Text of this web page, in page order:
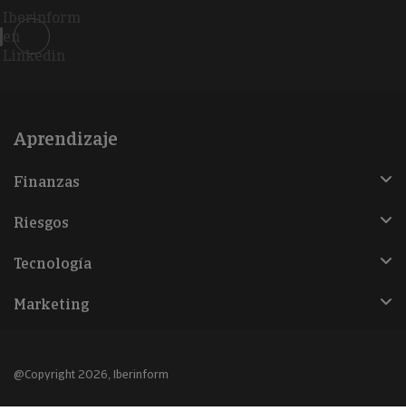
Iberinform
en
Linkedin
Aprendizaje
Finanzas
Riesgos
Tecnología
Marketing
@Copyright 2026, Iberinform